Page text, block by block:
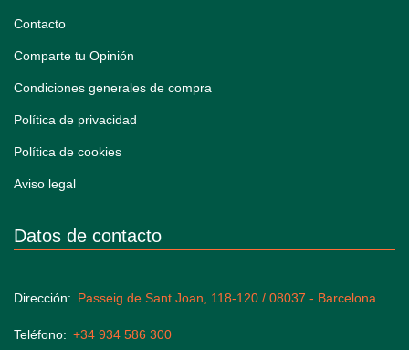
Contacto
Comparte tu Opinión
Condiciones generales de compra
Política de privacidad
Política de cookies
Aviso legal
Datos de contacto
Dirección Passeig de Sant Joan, 118-120 / 08037 - Barcelona
Teléfono +34 934 586 300